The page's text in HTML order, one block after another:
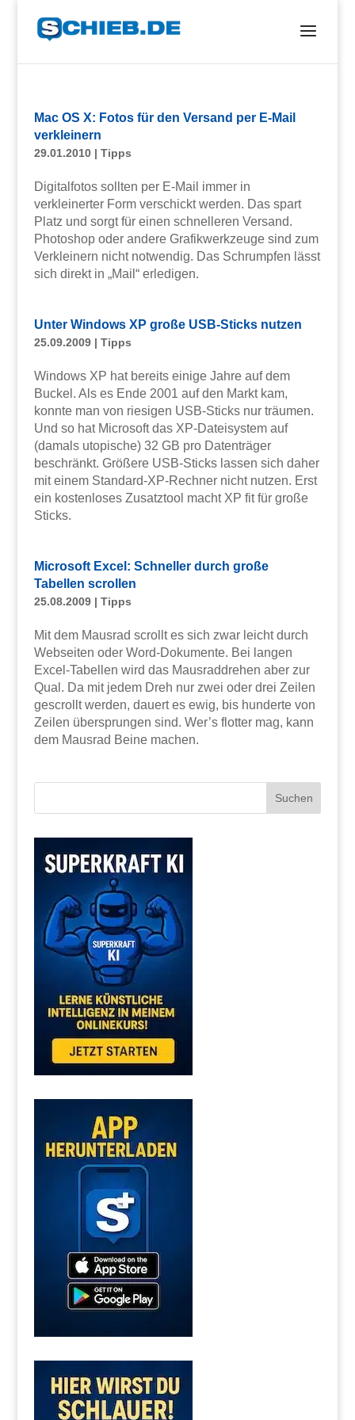
Mac OS X: Fotos für den Versand per E-Mail
verkleinern
29.01.2010| Tipps
Digitalfotos sollten per E-Mail immer in
verkleinerter Form verschickt werden. Das spart
Platz und sorgt für einen schnelleren Versand.
Photoshop oder andere Grafikwerkzeuge sind zum
Verkleinern nicht notwendig. Das Schrumpfen lässt
sich direkt in „Mail“ erledigen.
Unter Windows XP große USB-Sticks nutzen
25.09.2009| Tipps
Windows XP hat bereits einige Jahre auf dem
Buckel. Als es Ende 2001 auf den Markt kam,
konnte man von riesigen USB-Sticks nur träumen.
Und so hat Microsoft das XP-Dateisystem auf
(damals utopische) 32 GB pro Datenträger
beschränkt. Größere USB-Sticks lassen sich daher
mit einem Standard-XP-Rechner nicht nutzen. Erst
ein kostenloses Zusatztool macht XP fit für große
Sticks.
Microsoft Excel: Schneller durch große
Tabellen scrollen
25.08.2009| Tipps
Mit dem Mausrad scrollt es sich zwar leicht durch
Webseiten oder Word-Dokumente. Bei langen
Excel-Tabellen wird das Mausraddrehen aber zur
Qual. Da mit jedem Dreh nur zwei oder drei Zeilen
gescrollt werden, dauert es ewig, bis hunderte von
Zeilen übersprungen sind. Wer’s flotter mag, kann
dem Mausrad Beine machen.